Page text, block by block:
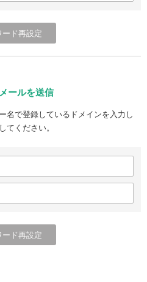
ールを送信
名で登録しているドメインを入力し
てください。